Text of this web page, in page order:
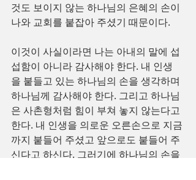
것도 보이지 않는 하나님의 은혜의 손이
나와 교회를 붙잡아 주셨기 때문이다.
이것이 사실이라면 나는 아내의 말에 섭
섭함이 아니라 감사해야 한다. 내 인생
을 붙들고 있는 하나님의 손을 생각하며
하나님께 감사해야 한다. 그리고 하나님
은 사촌형처럼 힘이 부쳐 놓지 않는다고
한다. 내 인생을 의로운 오른손으로 지금
까지 붙들어 주셨고 앞으로도 붙들어 주
신다고 하신다. 그러기에 하나님의 손을